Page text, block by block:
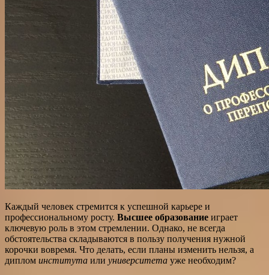
Каждый человек стремится к успешной карьере и
профессиональному росту. Высшее образование играет
ключевую роль в этом стремлении. Однако, не всегда
обстоятельства складываются в пользу получения нужной
корочки вовремя. Что делать, если планы изменить нельзя, а
диплом института или университета уже необходим?